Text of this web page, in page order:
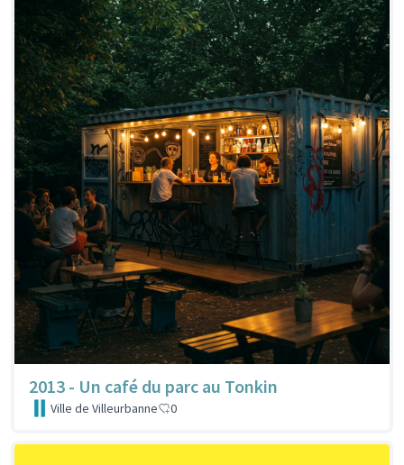
2013 - Un café du parc au Tonkin
Ville de Villeurbanne 0